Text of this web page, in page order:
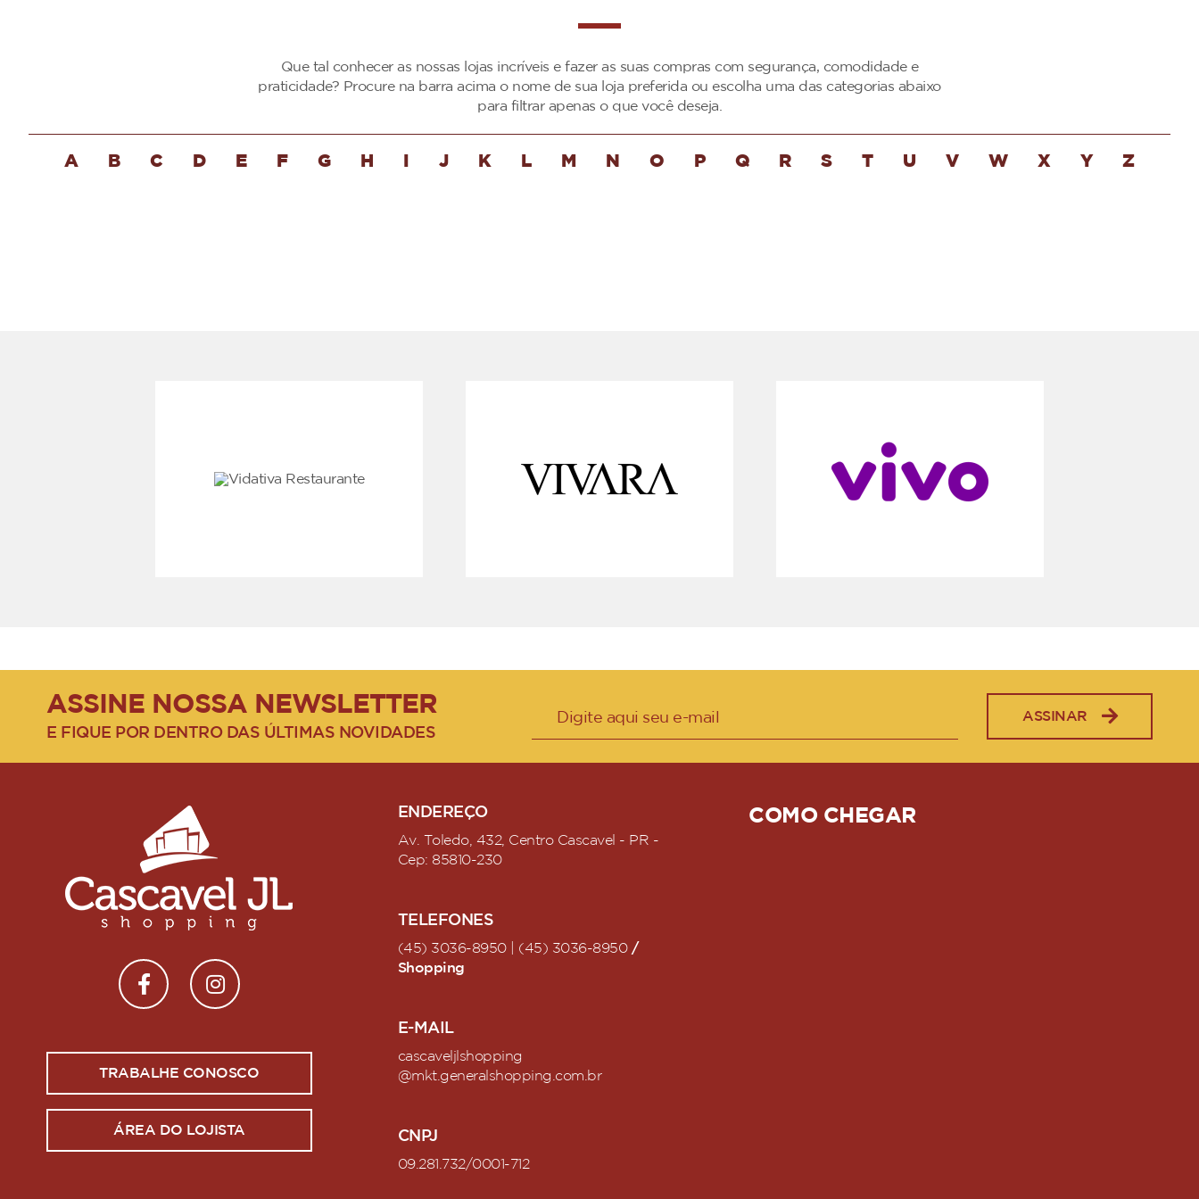
Que tal conhecer as nossas lojas incríveis e fazer as suas compras com segurança, comodidade e
praticidade? Procure na barra acima o nome de sua loja preferida ou escolha uma das categorias abaixo
para filtrar apenas o que você deseja.
A B C D E F G H J K L M N O P Q R S T U V W X Y Z
ASSINE NOSSA NEWSLETTER
E FIQUE POR DENTRO DAS ÚLTIMAS NOVIDADES
ASSINAR
TRABALHE CONOSCO
ÁREA DO LOJISTA
ENDEREÇO
Av. Toledo, 432, Centro Cascavel - PR -
Cep: 85810-230
TELEFONES
(45) 3036-8950 | (45) 3036-8950/
Shopping
E-MAIL
cascaveljlshopping
@mkt.generalshopping.com.br
CNPJ
09.281.732/0001-712
COMO CHEGAR